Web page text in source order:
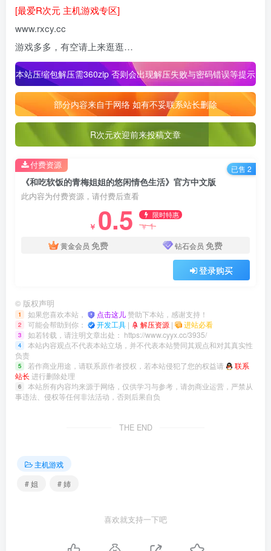
[最爱R次元 主机游戏专区]
www.rxcy.cc
游戏多多，有空请上来逛逛…
本站压缩包解压需360zip 否则会出现解压失败与密码错误等提示
部分内容来自于网络 如有不妥联系站长删除
R次元欢迎前来投稿文章
《和吃软饭的青梅姐姐的悠闲情色生活》官方中文版
此内容为付费资源，请付费后查看
￥ 0.5 限时特惠
￥1
黄金会员 免费 钻石会员 免费
登录购买
付费资源 已售 2
© 版权声明
1 如果您喜欢本站， 点击这儿赞助下本站，感谢支持！
2 可能会帮助到你： 开发工具 | 解压资源 | 进站必看
3 如若转载，请注明文章出处： https://www.cyyx.cc/3935/
4
本站内容观点不代表本站立场，并不代表本站赞同其观点和对其真实性
负责
5 若作商业用途，请联系原作者授权，若本站侵犯了您的权益请
联系
站长 进行删除处理
6
本站所有内容均来源于网络，仅供学习与参考，请勿商业运营，严禁从
事违法、侵权等任何非法活动，否则后果自负
THE END
主机游戏
# 姐
# 姉
喜欢就支持一下吧